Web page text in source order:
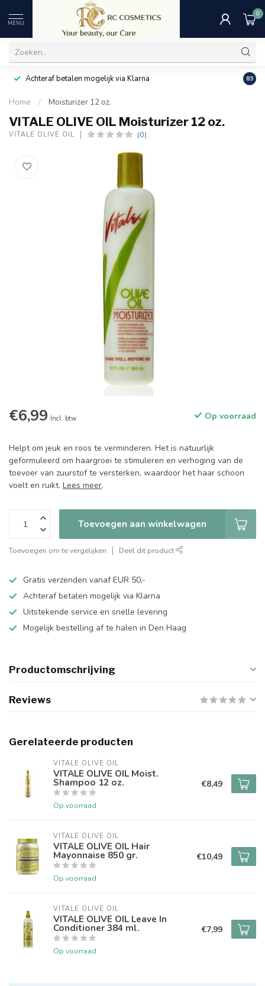
MENU
0
Achteraf betalen mogelijk via Klarna 8.5
Home / Moisturizer 12 oz.
VITALE OLIVE OIL Moisturizer 12 oz.
VITALE OLIVE OIL (0)
€6,99 Incl. btw Op voorraad
Helpt om jeuk en roos te verminderen. Het is natuurlijk
geformuleerd om haargroei te stimuleren en verhoging van de
toevoer van zuurstof te versterken, waardoor het haar schoon
voelt en ruikt. Lees meer.
Toevoegen aan winkelwagen
Toevoegen om te vergelijken Deel dit product
Gratis verzenden vanaf EUR 50,-
Achteraf betalen mogelijk via Klarna
Uitstekende service en snelle levering
Mogelijk bestelling af te halen in Den Haag
Productomschrijving
Reviews
Gerelateerde producten
VITALE OLIVE OIL
VITALE OLIVE OIL Moist.
Shampoo 12 oz.
Op voorraad
€8,49
VITALE OLIVE OIL
VITALE OLIVE OIL Hair
Mayonnaise 850 gr.
Op voorraad
€10,49
VITALE OLIVE OIL
VITALE OLIVE OIL Leave In
Conditioner 384 ml.
Op voorraad
€7,99